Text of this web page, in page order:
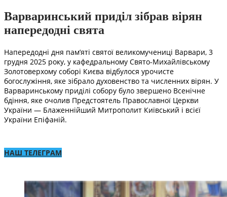
Варваринський приділ зібрав вірян
напередодні свята
Напередодні дня пам’яті святої великомучениці Варвари, 3
грудня 2025 року, у кафедральному Свято-Михайлівському
Золотоверхому соборі Києва відбулося урочисте
богослужіння, яке зібрало духовенство та численних вірян. У
Варваринському приділі собору було звершено Всенічне
бдіння, яке очолив Предстоятель Православної Церкви
України — Блаженнійший Митрополит Київський і всієї
України Епіфаній.
НАШ ТЕЛЕГРАМ